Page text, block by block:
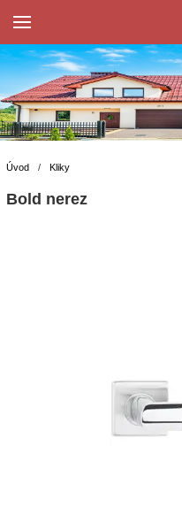
Úvod / Kliky
Bold nerez